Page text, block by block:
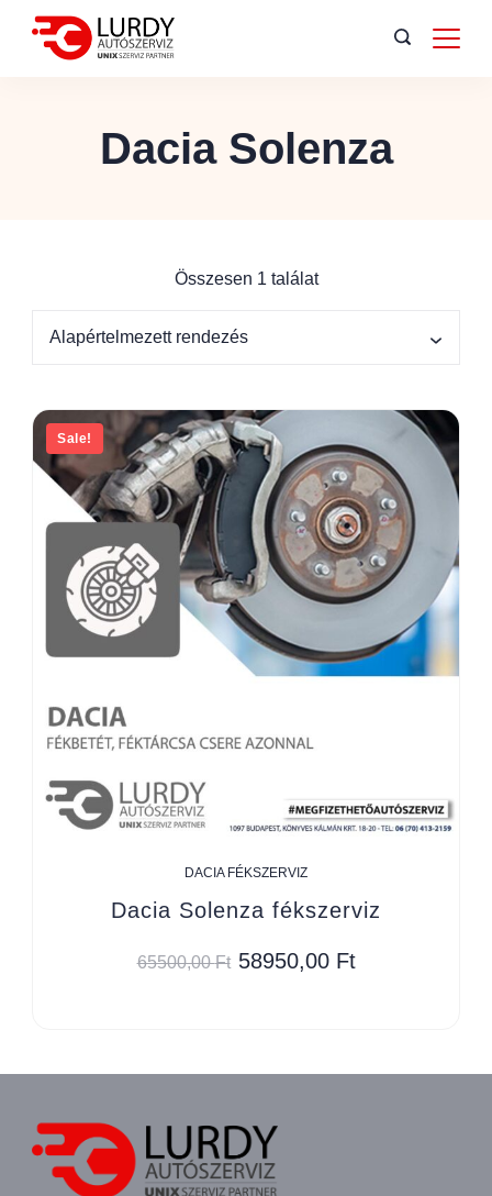
Dacia Solenza
Összesen 1 találat
Sale!
DACIA FÉKSZERVIZ
Dacia Solenza fékszerviz
65500,00Ft 58950,00 Ft